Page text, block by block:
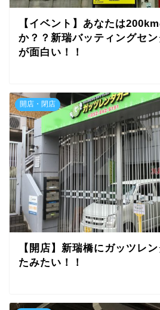
【イベント】あなたは
か？？新瑞バッティングセ
が面白い！！
開店・閉店
【開店】新瑞橋にガッツレ
たみたい！！